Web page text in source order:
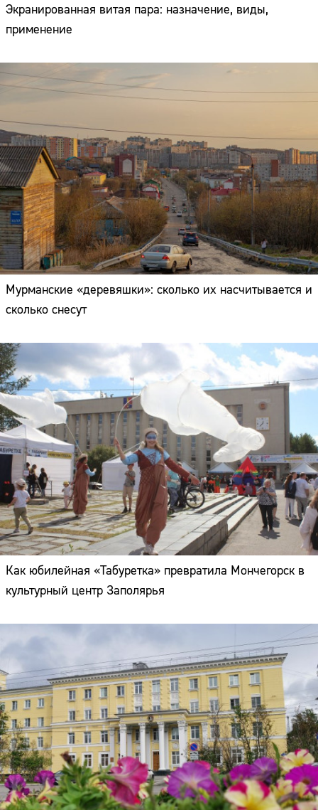
Экранированная витая пара: назначение, виды,
применение
Мурманские «деревяшки»: сколько их насчитывается и
сколько снесут
Как юбилейная «Табуретка» превратила Мончегорск в
культурный центр Заполярья